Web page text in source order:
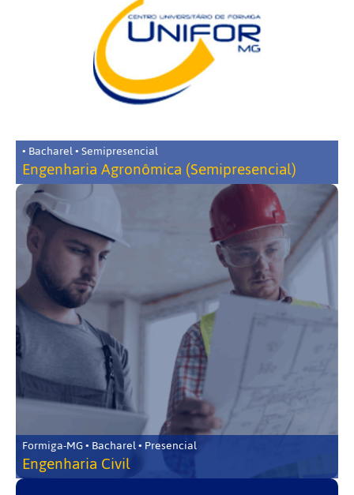
• Bacharel • Semipresencial
Engenharia Agronômica (Semipresencial)
Formiga-MG • Bacharel • Presencial
Engenharia Civil